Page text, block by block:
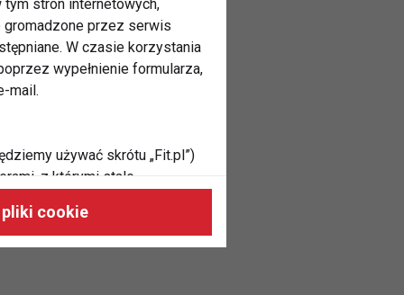
tym stron internetowych,
gromadzone przez serwis
W czasie korzystania
wypełnienie formularza,
mail.
używać skrótu „Fit.pl”)
z którymi stale
cookie